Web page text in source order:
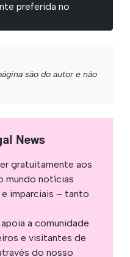
preferida no
são do autor e não
News
gratuitamente aos
mundo notícias
imparciais – tanto
a comunidade
e visitantes de
do nosso